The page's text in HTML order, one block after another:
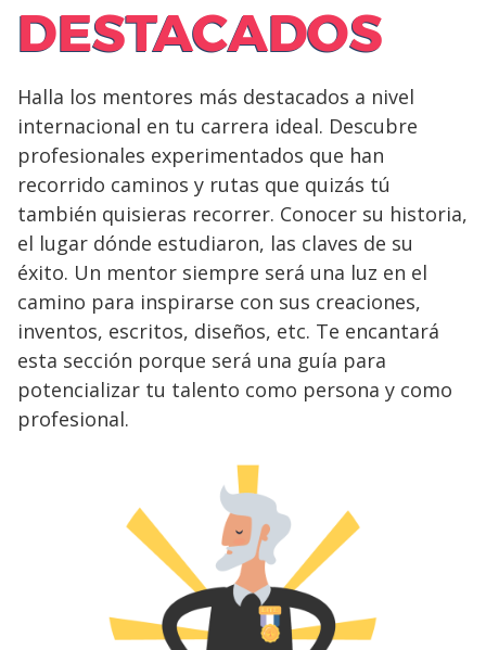
DESTACADOS
Halla los mentores más destacados a nivel
internacional en tu carrera ideal. Descubre
profesionales experimentados que han
recorrido caminos y rutas que quizás tú
también quisieras recorrer. Conocer su historia,
el lugar dónde estudiaron, las claves de su
éxito. Un mentor siempre será una luz en el
camino para inspirarse con sus creaciones,
inventos, escritos, diseños, etc. Te encantará
esta sección porque será una guía para
potencializar tu talento como persona y como
profesional.